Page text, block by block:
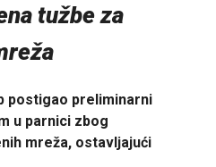
tužbe za
postigao preliminarni
u parnici zbog
mreža, ostavljajući